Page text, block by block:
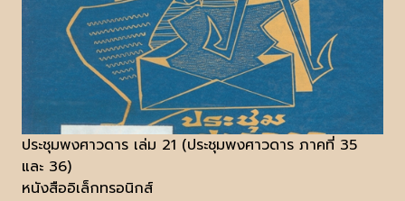
ประชุมพงศาวดาร เล่ม 21 (ประชุมพงศาวดาร ภาคที่ 35
และ 36)
หนังสืออิเล็กทรอนิกส์